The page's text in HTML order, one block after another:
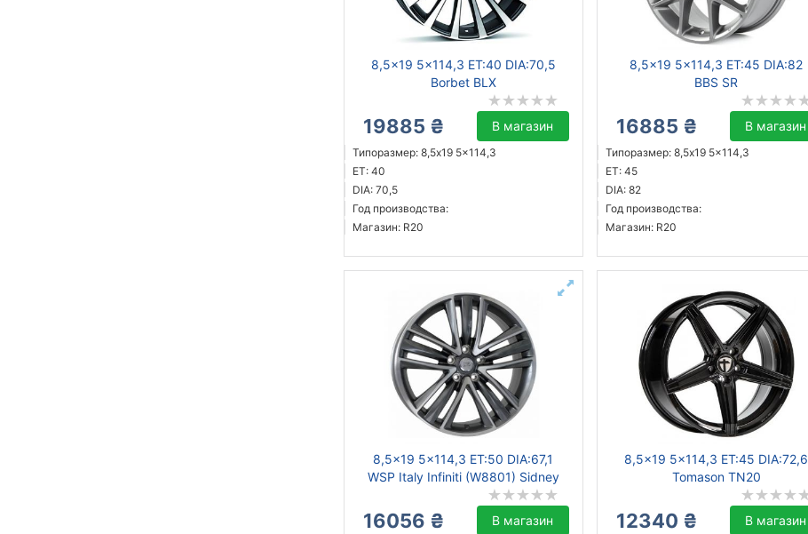
8,5x19 5x114,3 ET:40 DIA:70,5
Borbet BLX
19885 ₴ В магазин
Типоразмер: 8,5x19 5x114,3
ET: 40
DIA: 70,5
Год производства:
Магазин: R20
8,5x19 5x114,3 ET:45 DIA:82
BBS SR
16885 ₴ В магазин
Типоразмер: 8,5x19 5x114,3
ET: 45
DIA: 82
Год производства:
Магазин: R20
8,5x19 5x114,3 ET:50 DIA:67,1
WSP Italy Infiniti (W8801) Sidney
16056 ₴ В магазин
8,5x19 5x114,3 ET:45 DIA:72,6
Tomason TN20
12340 ₴ В магазин